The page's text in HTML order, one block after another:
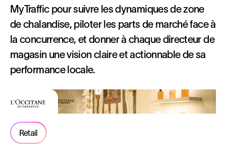
MyTraffic pour suivre les dynamiques de zone
de chalandise, piloter les parts de marché face à
la concurrence, et donner à chaque directeur de
magasin une vision claire et actionnable de sa
performance locale.
Retail